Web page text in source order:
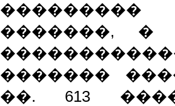
�������, �
�������
��. 613